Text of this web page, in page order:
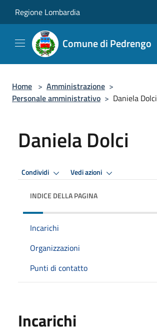
Regione Lombardia
Comune di Pedrengo
Home > Amministrazione >
Personale amministrativo > Daniela Dolci
Daniela Dolci
Condividi Vedi azioni
INDICE DELLA PAGINA
Incarichi
Organizzazioni
Punti di contatto
Incarichi